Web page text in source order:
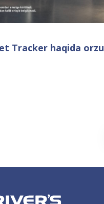
Tracker haqida orzu